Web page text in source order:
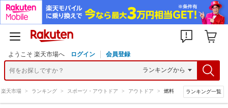
ようこそ 楽天市場へ ログイン 会員登録
楽天市場 > ランキング > スポーツ・アウトドア > アウトドア > 燃料 ランキング一覧